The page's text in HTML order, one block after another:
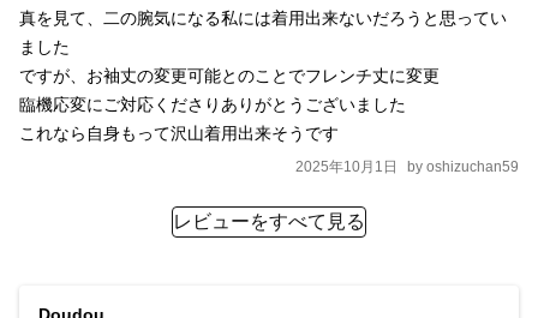
真を見て、二の腕気になる私には着用出来ないだろうと思ってい
ました
ですが、お袖丈の変更可能とのことでフレンチ丈に変更
臨機応変にご対応くださりありがとうございました
これなら自身もって沢山着用出来そうです
2025年10月1日 by oshizuchan59
レビューをすべて見る